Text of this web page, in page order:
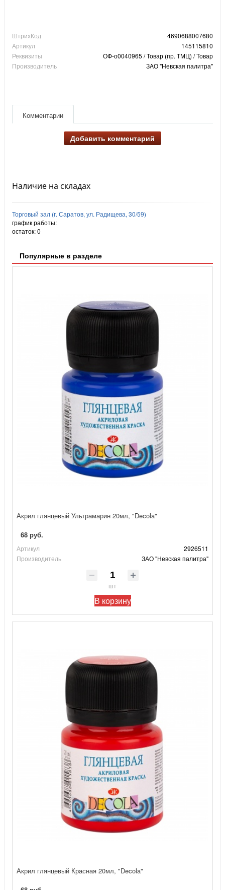
ШтрихКод
4690688007680
Артикул
145115810
Реквизиты
ОФ-о0040965 / Товар (пр. ТМЦ) / Товар
Производитель
ЗАО "Невская палитра"
Комментарии
Добавить комментарий
Наличие на складах
Торговый зал (г. Саратов, ул. Радищева, 30/59)
график работы:
остаток:0
Популярные в разделе
Акрил глянцевый Ультрамарин 20мл, "Decola"
68 руб.
Артикул
2926511
Производитель
ЗАО "Невская палитра"
шт
В корзину
Акрил глянцевый Красная 20мл, "Decola"